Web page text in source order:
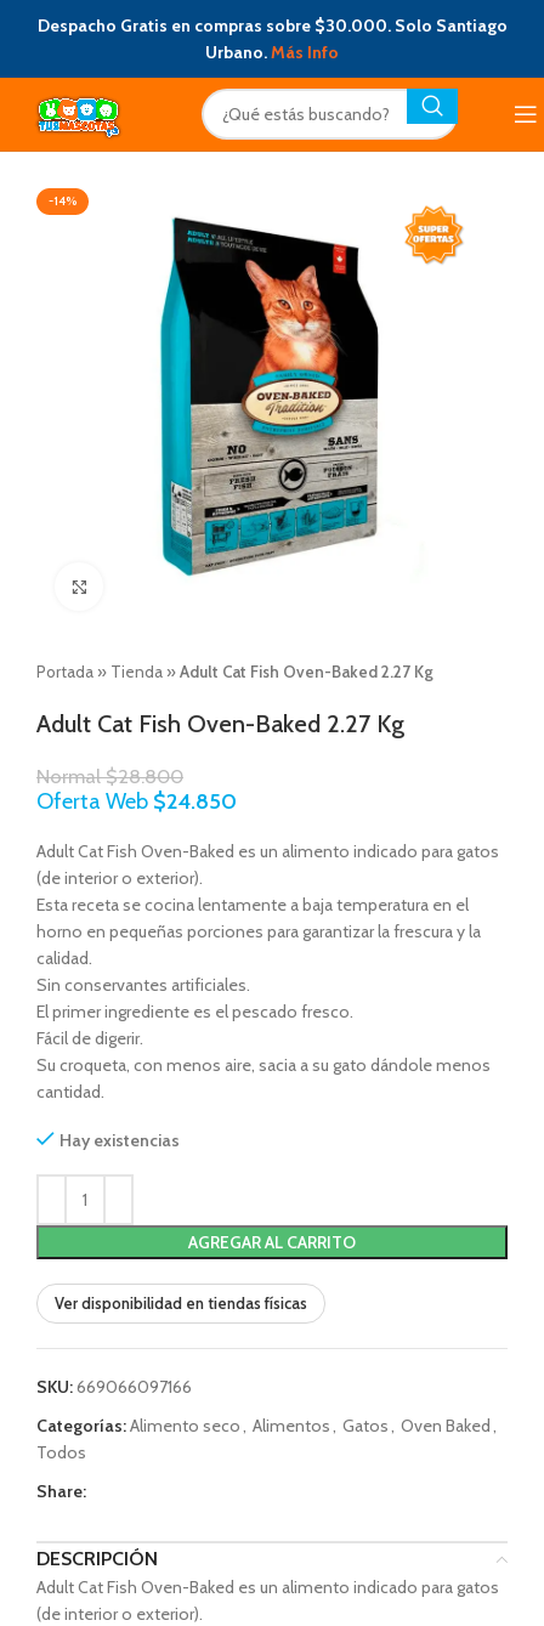
Despacho Gratis en compras sobre $30.000. Solo Santiago
Urbano.Más Info
-14%
Portada » Tienda »Adult Cat Fish Oven-Baked 2.27 Kg
Adult Cat Fish Oven-Baked 2.27 Kg
Normal$28.800
Oferta Web $24.850
Adult Cat Fish Oven-Baked es un alimento indicado para gatos
(de interior o exterior).
Esta receta se cocina lentamente a baja temperatura en el
horno en pequeñas porciones para garantizar la frescura y la
calidad.
Sin conservantes artificiales.
El primer ingrediente es el pescado fresco.
Fácil de digerir.
Su croqueta, con menos aire, sacia a su gato dándole menos
cantidad.
Hay existencias
AGREGAR AL CARRITO
Ver disponibilidad en tiendas físicas
SKU:669066097166
Categorías:Alimento seco, Alimentos, Gatos, Oven Baked,
Todos
Share:
DESCRIPCIÓN
Adult Cat Fish Oven-Baked es un alimento indicado para gatos
(de interior o exterior).